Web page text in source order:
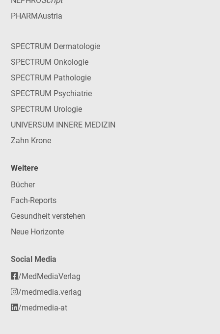
PHARMAustria
SPECTRUM Dermatologie
SPECTRUM Onkologie
SPECTRUM Pathologie
SPECTRUM Psychiatrie
SPECTRUM Urologie
UNIVERSUM INNERE MEDIZIN
Zahn Krone
Weitere
Bücher
Fach-Reports
Gesundheit verstehen
Neue Horizonte
Social Media
/MedMediaVerlag
/medmedia.verlag
/medmedia-at